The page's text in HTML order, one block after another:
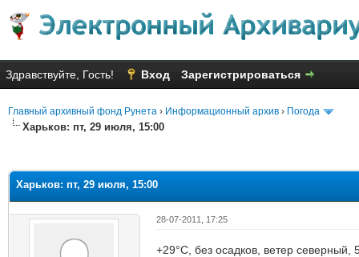
Здравствуйте, Гость! Вход Зарегистрироваться
Главный архивный фонд Рунета › Информационный архив › Погода
Харьков: пт, 29 июля, 15:00
Харьков: пт, 29 июля, 15:00
28-07-2011, 17:25
+29°C, без осадков, ветер